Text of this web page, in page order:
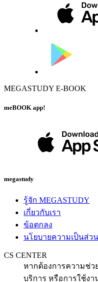
MEGASTUDY E-BOOK
meBOOK app!
megastudy
รู้จัก MEGASTUDY
เกี่ยวกับเรา
ข้อตกลง
นโยบายความเป็นส่ว
CS CENTER
หากต้องการความช่ว
บริการ หรือการใช้งา